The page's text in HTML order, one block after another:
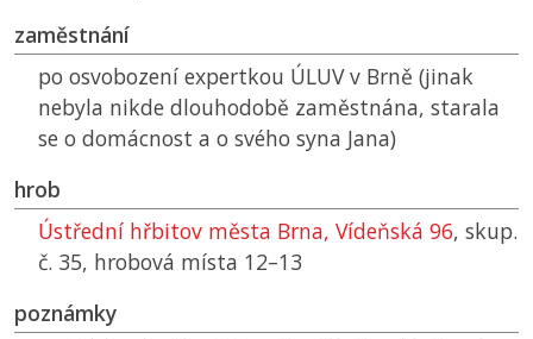
zaměstnání
po osvobození expertkou ÚLUVv Brně (jinak
nebyla nikde dlouhodobě zaměstnána, starala
se o domácnost a o svého syna Jana)
hrob
Ústřední hřbitov města Brna, Vídeňská 96, skup.
č. 35, hrobová místa 12–13
poznámky